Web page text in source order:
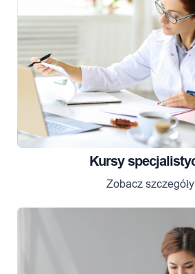
Kursy
Zobacz szczegóły